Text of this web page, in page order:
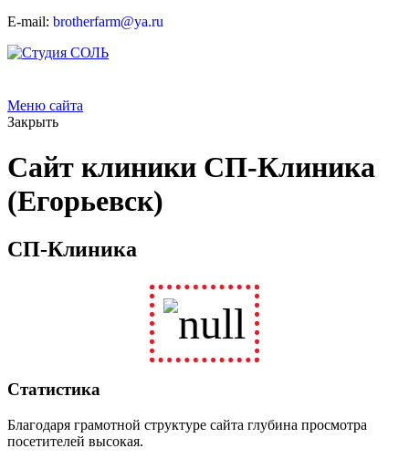
E-mail: brotherfarm@ya.ru
Меню сайта
Закрыть
Сайт клиники СП-Клиника
(Егорьевск)
СП-Клиника
Статистика
Благодаря грамотной структуре сайта глубина просмотра
посетителей высокая.